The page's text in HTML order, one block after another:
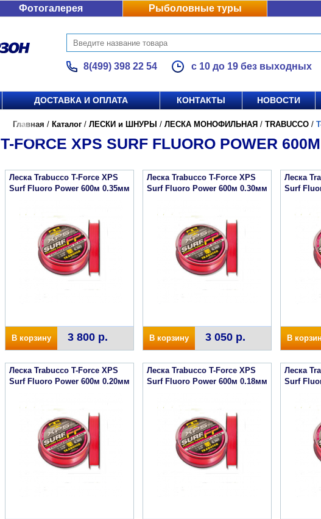
Фотогалерея Рыболовные туры
8(499) 398 22 54 с 10 до 19 без выходных
ДОСТАВКА И ОПЛАТА КОНТАКТЫ НОВОСТИ
Главная / Каталог / ЛЕСКИ и ШНУРЫ / ЛЕСКА МОНОФИЛЬНАЯ / TRABUCCO /
T-FORCE XPS SURF FLUORO POWER 600М
Леска Trabucco T-Force XPS
Surf Fluoro Power 600м 0.35мм
В корзину 3 800 р.
Леска Trabucco T-Force XPS
Surf Fluoro Power 600м 0.30мм
В корзину 3 050 р.
Леска
Surf
В
Леска Trabucco T-Force XPS
Surf Fluoro Power 600м 0.20мм
Леска Trabucco T-Force XPS
Surf Fluoro Power 600м 0.18мм
Леска
Surf